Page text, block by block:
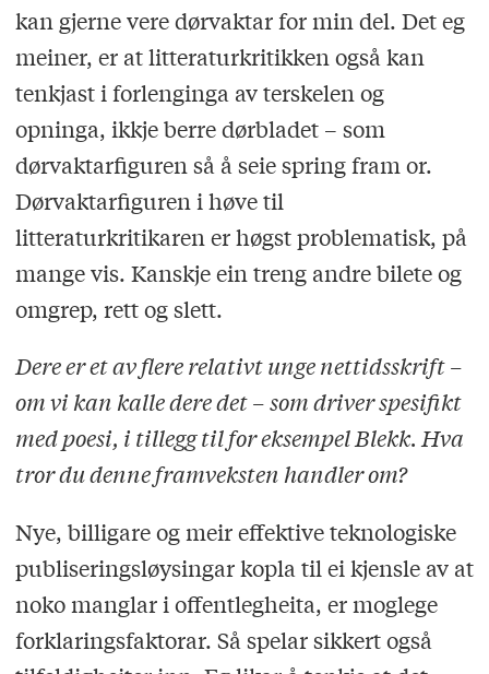
kan gjerne vere dørvaktar for min del. Det eg
meiner, er at litteraturkritikken også kan
tenkjast i forlenginga av terskelen og
opninga, ikkje berre dørbladet ­– som
dørvaktarfiguren så å seie spring fram or.
Dørvaktarfiguren i høve til
litteraturkritikaren er høgst problematisk, på
mange vis. Kanskje ein treng andre bilete og
omgrep, rett og slett.
Dere er et av flere relativt unge nettidsskrift –
om vi kan kalle dere det – som driver spesifikt
med poesi, i tillegg til for eksempel Blekk. Hva
tror du denne framveksten handler om?
Nye, billigare og meir effektive teknologiske
publiseringsløysingar kopla til ei kjensle av at
noko manglar i offentlegheita, er moglege
forklaringsfaktorar. Så spelar sikkert også